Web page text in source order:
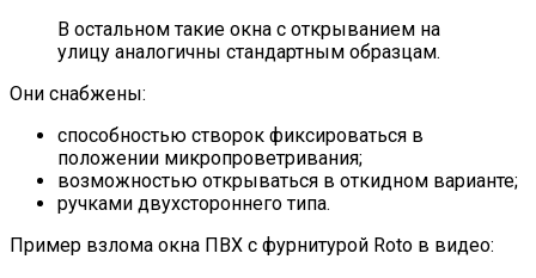
В остальном такие окна с открыванием на
улицу аналогичны стандартным образцам.
Они снабжены:
способностью створок фиксироваться в
положении микропроветривания;
возможностью открываться в откидном варианте;
ручками двухстороннего типа.
Пример взлома окна ПВХ с фурнитурой Roto в видео: